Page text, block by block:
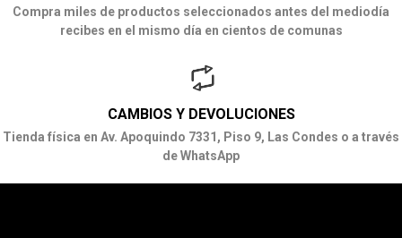
Compra miles de productos seleccionados antes del mediodía
recibes en el mismo día en cientos de comunas
CAMBIOS Y DEVOLUCIONES
Tienda física en Av. Apoquindo 7331, Piso 9, Las Condes o a través
de WhatsApp